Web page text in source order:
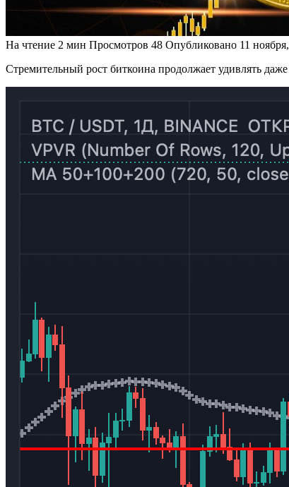
На чтение 2 мин Просмотров 48 Опубликовано 11
Стремительный рост биткоина продолжает удивлять